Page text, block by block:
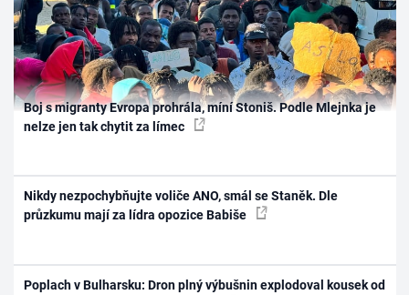
Boj s migranty Evropa prohrála, míní Stoniš. Podle Mlejnka je
nelze jen tak chytit za límec
Nikdy nezpochybňujte voliče ANO, smál se Staněk. Dle
průzkumu mají za lídra opozice Babiše
Poplach v Bulharsku: Dron plný výbušnin explodoval kousek od